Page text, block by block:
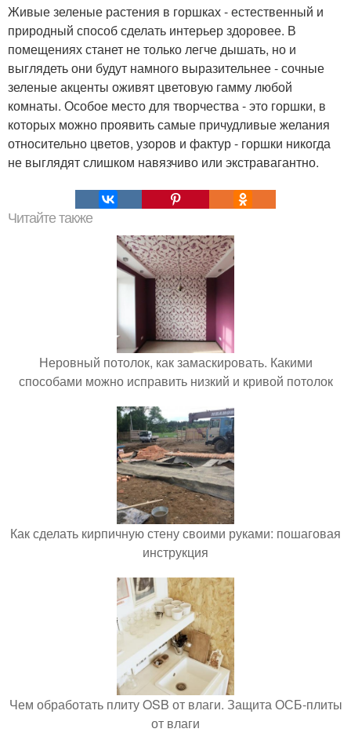
Живые зеленые растения в горшках - естественный и
природный способ сделать интерьер здоровее. В
помещениях станет не только легче дышать, но и
выглядеть они будут намного выразительнее - сочные
зеленые акценты оживят цветовую гамму любой
комнаты. Особое место для творчества - это горшки, в
которых можно проявить самые причудливые желания
относительно цветов, узоров и фактур - горшки никогда
не выглядят слишком навязчиво или экстравагантно.
Читайте также
Неровный потолок, как замаскировать. Какими
способами можно исправить низкий и кривой потолок
Как сделать кирпичную стену своими руками: пошаговая
инструкция
Чем обработать плиту OSB от влаги. Защита ОСБ-плиты
от влаги